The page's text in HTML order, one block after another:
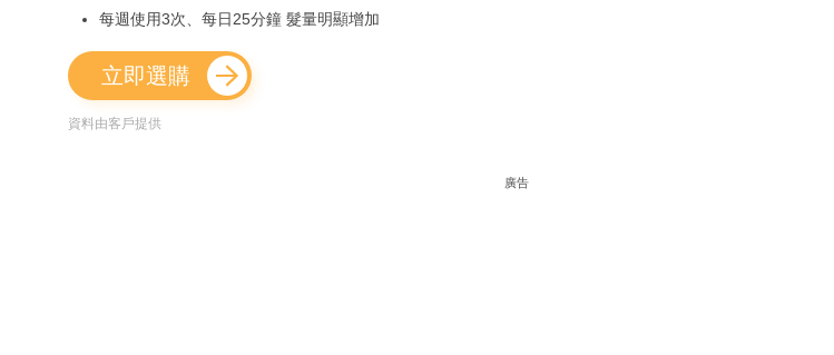
每週使用3次、每日25分鐘 髮量明顯增加
立即選購
資料由客戶提供
廣告